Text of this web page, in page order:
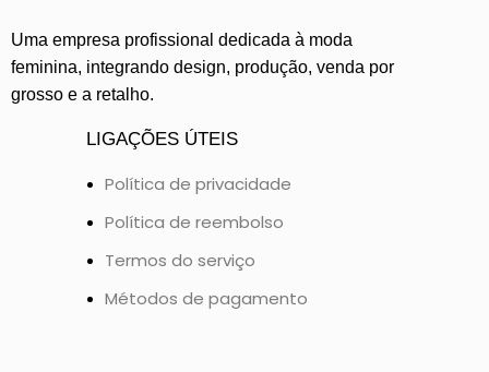
Uma empresa profissional dedicada à moda
feminina, integrando design, produção, venda por
grosso e a retalho.
LIGAÇÕES ÚTEIS
Política de privacidade
Política de reembolso
Termos do serviço
Métodos de pagamento